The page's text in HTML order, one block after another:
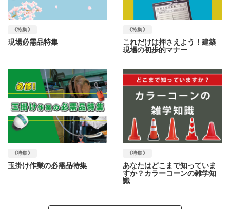
《特集》
現場必需品特集
《特集》
これだけは押さえよう！建築
現場の初歩的マナー
《特集》
玉掛け作業の必需品特集
《特集》
あなたはどこまで知っていま
すか？カラーコーンの雑学知
識